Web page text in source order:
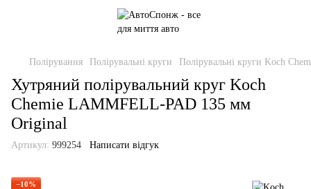
Полірування Полірувальні круги Полірувальні круги Koch
Хутряний полірувальний круг Koch
Chemie LAMMFELL-PAD 135 мм
Original
Артикул: 999254 Написати відгук
−10%